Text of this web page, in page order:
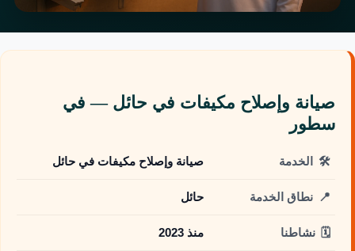
صيانة وإصلاح مكيفات في حائل — في
سطور
🛠️ الخدمة صيانة وإصلاح مكيفات في حائل
📍 نطاق الخدمة حائل
🗓️ نشاطنا منذ 2023